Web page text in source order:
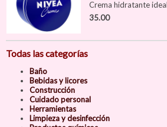
Crema hidratante
35.00
Todas las categorías
Baño
Bebidas y licores
Construcción
Cuidado personal
Herramientas
Limpieza y desinfección